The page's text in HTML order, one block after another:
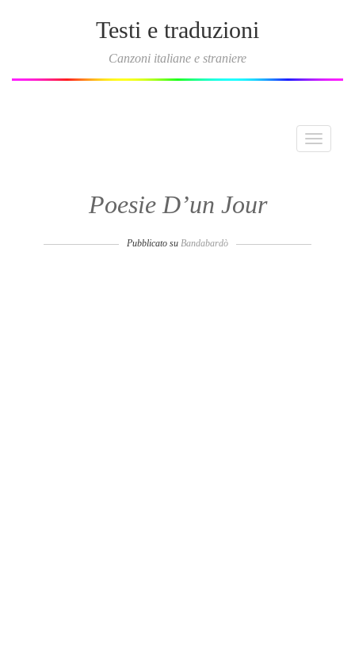
Testi e traduzioni
Canzoni italiane e straniere
Toggle
Poesie D’un Jour
Pubblicato su Bandabardò